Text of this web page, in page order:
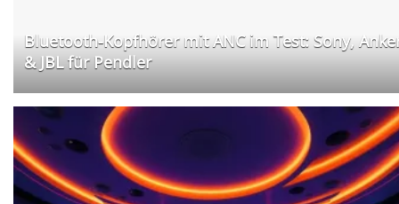
Bluetooth-Kopfhörer mit ANC im Test: Sony,
& JBL für Pendler